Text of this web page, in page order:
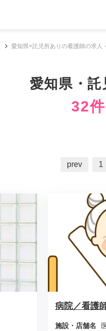
愛知県×託児所ありの看護師の求人
愛知県・
32件
prev 1
病院／看護
施設・店舗名